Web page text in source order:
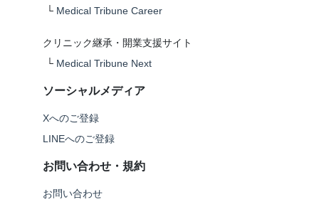
└ Medical Tribune Career
クリニック継承・開業支援サイト
└ Medical Tribune Next
ソーシャルメディア
Xへのご登録
LINEへのご登録
お問い合わせ・規約
お問い合わせ